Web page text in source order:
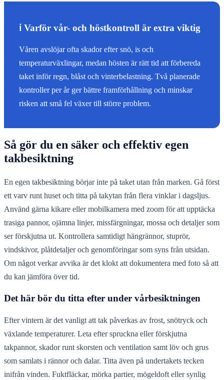
ℹ️ Varför vår- och höstkontroll är extra viktig
Våren avslöjar ofta skador efter snö, is och
temperaturväxlingar, medan hösten är rätt tid att förbereda
taket inför regn, blåst och vinterbelastning. Två planerade
kontroller per år ger bättre framförhållning och minskar
risken att små fel växer till större problem.
Så gör du en säker och effektiv egen
takbesiktning
En egen takbesiktning börjar inte på taket utan från marken. Gå först
ett varv runt huset och titta på takytan från flera vinklar i dagsljus.
Använd gärna kikare eller mobilkamera med zoom för att upptäcka
trasiga pannor, ojämna linjer, missfärgningar, mossa och detaljer som
ser förskjutna ut. Kontrollera samtidigt hängrännor, stuprör,
vindskivor, plåtdetaljer och genomföringar som syns från utsidan.
Om något verkar avvika är det klokt att dokumentera med foto så att
du kan jämföra över tid.
Det här bör du titta efter under vårbesiktningen
Efter vintern är det vanligt att tak påverkas av frost, snötryck och
växlande temperaturer. Leta efter spruckna eller förskjutna
takpannor, skador runt skorsten och ventilation samt löv och grus
som samlats i rännor och dalar. Titta även på undertakets tecken
inifrån vinden. Fuktfläckar, mörka partier, mögeldoft eller synlig